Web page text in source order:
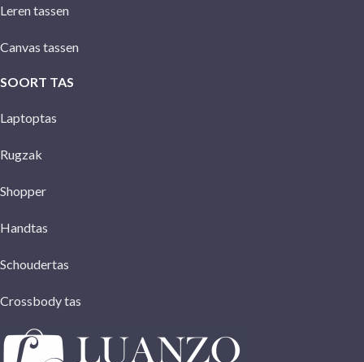
Leren tassen
Canvas tassen
SOORT TAS
Laptoptas
Rugzak
Shopper
Handtas
Schoudertas
Crossbody tas